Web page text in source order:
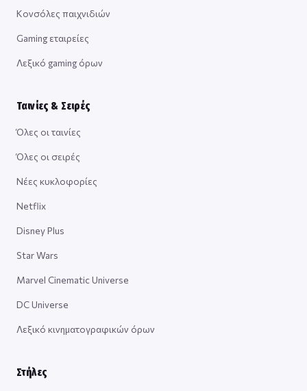
Κονσόλες παιχνιδιών
Gaming εταιρείες
Λεξικό gaming όρων
Ταινίες & Σειρές
Όλες οι ταινίες
Όλες οι σειρές
Νέες κυκλοφορίες
Netflix
Disney Plus
Star Wars
Marvel Cinematic Universe
DC Universe
Λεξικό κινηματογραφικών όρων
Στήλες